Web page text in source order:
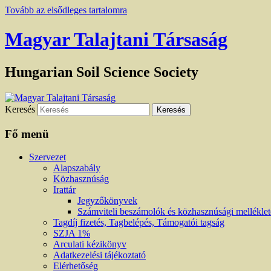
Tovább az elsődleges tartalomra
Magyar Talajtani Társaság
Hungarian Soil Science Society
Keresés
Fő menü
Szervezet
Alapszabály
Közhasznúság
Irattár
Jegyzőkönyvek
Számviteli beszámolók és közhasznúsági
Tagdíj fizetés, Tagbelépés, Támogatói tagság
SZJA 1%
Arculati kézikönyv
Adatkezelési tájékoztató
Elérhetőség